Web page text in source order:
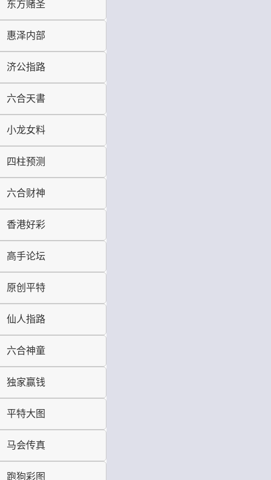
东方赌圣
惠泽内部
济公指路
六合天書
小龙女料
四柱预测
六合财神
香港好彩
高手论坛
原创平特
仙人指路
六合神童
独家赢钱
平特大图
马会传真
跑狗彩图